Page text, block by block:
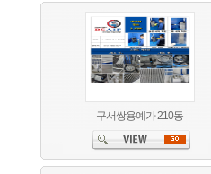
구서쌍용예가 210동